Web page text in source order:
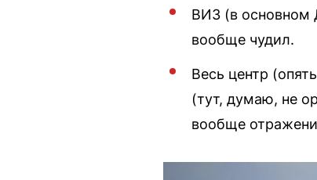
ВИЗ (в основном
вообще чудил.
Весь центр
(тут, думаю, не
вообще